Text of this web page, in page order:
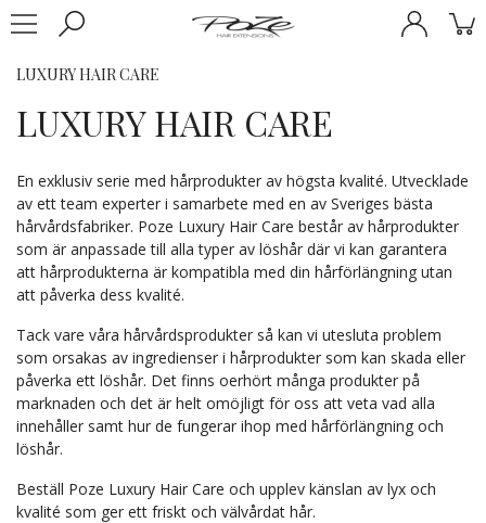
LUXURY HAIR CARE
LUXURY HAIR CARE
En exklusiv serie med hårprodukter av högsta kvalité. Utvecklade
av ett team experter i samarbete med en av Sveriges bästa
hårvårdsfabriker. Poze Luxury Hair Care består av hårprodukter
som är anpassade till alla typer av löshår där vi kan garantera
att hårprodukterna är kompatibla med din hårförlängning utan
att påverka dess kvalité.
Tack vare våra hårvårdsprodukter så kan vi utesluta problem
som orsakas av ingredienser i hårprodukter som kan skada eller
påverka ett löshår. Det finns oerhört många produkter på
marknaden och det är helt omöjligt för oss att veta vad alla
innehåller samt hur de fungerar ihop med hårförlängning och
löshår.
Beställ Poze Luxury Hair Care och upplev känslan av lyx och
kvalité som ger ett friskt och välvårdat hår.